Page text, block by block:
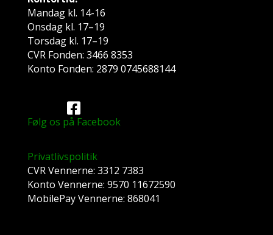
Mandag kl. 14-16
Onsdag kl. 17–19
Torsdag kl. 17–19
CVR Fonden: 3466 8353
Konto Fonden: 2879 0745688144
Følg os på Facebook
Privatlivspolitik
CVR Vennerne: 3312 7383
Konto Vennerne: 9570 11672590
MobilePay Vennerne: 868041